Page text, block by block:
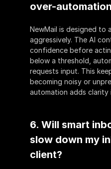
over-
NewMail is designed to
aggressively. The AI
confidence before
below a threshold,
requests input. This
becoming noisy or
automation adds clarity
6. Will smart
slow down my
client?